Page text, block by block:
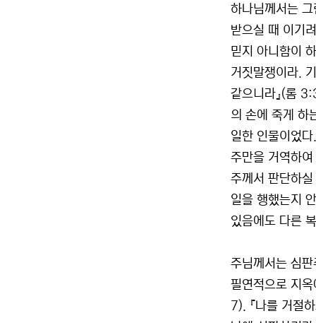
하나님께서는
받으실 때 이기
믿지 아니함이
거짓말쟁이라.
같으니라』(롬
의 손에 죽게 하
일한 인물이었
주만을 거역하
주께서 판단하
일을 행했는지
있음에도 다른
주님께서는 심
필연적으로 지
7). 『나를 거절